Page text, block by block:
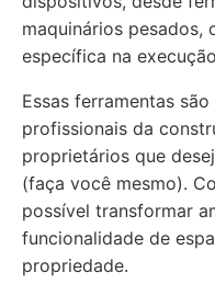
maquinários pesados,
específica na
Essas ferramentas
profissionais da
proprietários que
(faça você mesmo).
possível transformar
funcionalidade de
propriedade.